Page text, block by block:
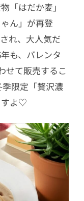
「はだか麦」
ん」が再登
れ、大人気だ
も、バレンタ
せて販売するこ
限定「贅沢濃
すよ♡